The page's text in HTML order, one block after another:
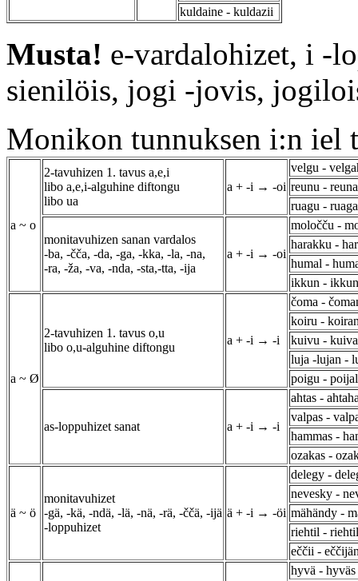
kuldaine - kuldazii
Musta! e-vardalohizet, i -
sienilöis, jogi -jovis,
Monikon tunnuksen i:n iel
a ~ o
2-tavuhizen 1. tavus a,e,i
libo a,e,i-alguhine diftongu
libo ua
a + -i → -oi
velgu -
reunu -
ruagu -
monitavuhizen sanan vardalos
-ba, -čča, -da, -ga, -kka, -la, -na,
-ra, -ža, -va, -nda, -sta,-tta, -ija
a + -i → -oi
moločču -
harakku -
humal -
ikkun -
a ~ Ø
2-tavuhizen 1. tavus o,u
libo o,u-alguhine diftongu
a + -i → -i
čoma -
koiru -
kuivu -
luja -lujan -
poigu -
as-loppuhizet sanat a + -i → -i
ahtas -
valpas -
hammas -
ozakas -
ä ~ ö
monitavuhizet
-gä, -kä, -ndä, -lä, -nä, -rä, -ččä, -ijä
-loppuhizet
ä + -i → -öi
delegy -
nevesky -
mähändy -
riehtil -
eččii -
hyvä -